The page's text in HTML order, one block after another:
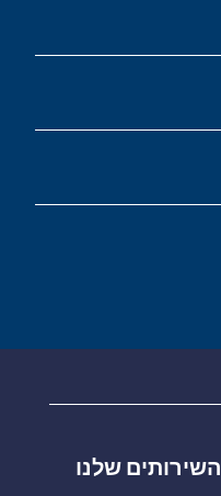
השירותים שלנו